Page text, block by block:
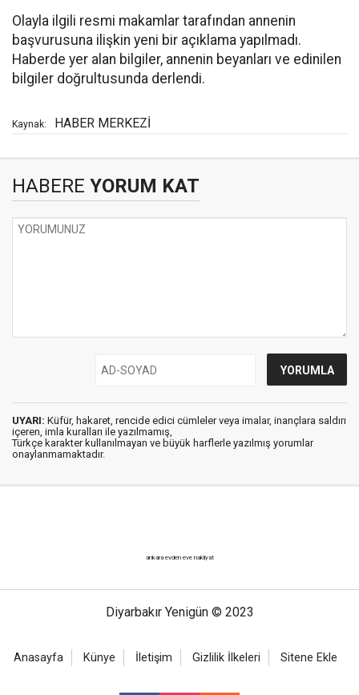
Olayla ilgili resmi makamlar tarafından annenin
başvurusuna ilişkin yeni bir açıklama yapılmadı.
Haberde yer alan bilgiler, annenin beyanları ve edinilen
bilgiler doğrultusunda derlendi.
Kaynak: HABER MERKEZİ
HABERE YORUM KAT
UYARI: Küfür, hakaret, rencide edici cümleler veya imalar, inançlara saldırı
içeren, imla kuralları ile yazılmamış,
Türkçe karakter kullanılmayan ve büyük harflerle yazılmış yorumlar
onaylanmamaktadır.
ankara evden eve nakliyat
Diyarbakır Yenigün © 2023
Anasayfa Künye İletişim Gizlilik İlkeleri Sitene Ekle